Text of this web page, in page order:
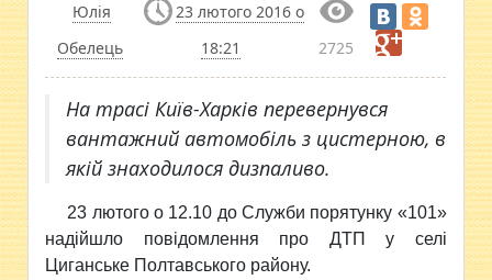
Юлія
Обелець
23 лютого 2016 о
18:21
2725
На трасі Київ-Харків перевернувся
вантажний автомобіль з цистерною, в
якій знаходилося дизпаливо.
23 лютого о 12.10 до Служби порятунку «101»
надійшло повідомлення про ДТП у селі
Циганське Полтавського району.